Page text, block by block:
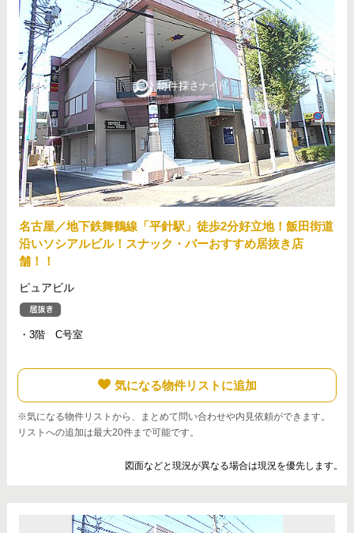
名古屋／地下鉄舞鶴線「平針駅」徒歩2分好立地！飯田街道
沿いソシアルビル！スナック・バーおすすめ居抜き店
舗！！
ピュアビル
・3階 C号室
気になる物件リストに追加
※気になる物件リストから、まとめて問い合わせや内見依頼ができます。
リストへの追加は最大20件まで可能です。
図面などと現況が異なる場合は現況を優先します。